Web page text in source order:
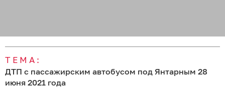
ТЕМА:
ДТП с пассажирским автобусом под Янтарным 28
июня 2021 года